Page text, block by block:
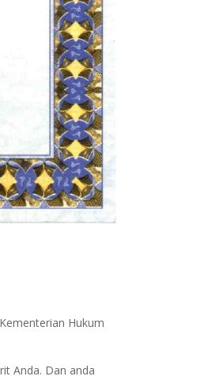
Hukum
Anda. Dan anda